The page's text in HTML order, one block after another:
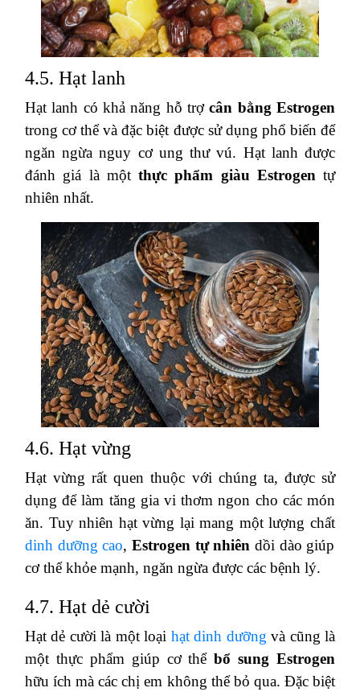
4.5. Hạt lanh
Hạt lanh có khả năng hỗ trợcân bằng Estrogen
trong cơ thể và đặc biệt được sử dụng phổ biến để
ngăn ngừa nguy cơ ung thư vú. Hạt lanh được
đánh giá là mộtthực phẩm giàu Estrogen tự
nhiên nhất.
4.6. Hạt vừng
Hạt vừng rất quen thuộc với chúng ta, được sử
dụng để làm tăng gia vi thơm ngon cho các món
ăn. Tuy nhiên hạt vừng lại mang một lượng chất
dinh dưỡng cao,Estrogen tự nhiên dồi dào giúp
cơ thể khỏe mạnh, ngăn ngừa được các bệnh lý.
4.7. Hạt dẻ cười
Hạt dẻ cười là một loại hạt dinh dưỡng và cũng là
một thực phẩm giúp cơ thểbổ sung Estrogen
hữu ích mà các chị em không thể bỏ qua. Đặc biệt